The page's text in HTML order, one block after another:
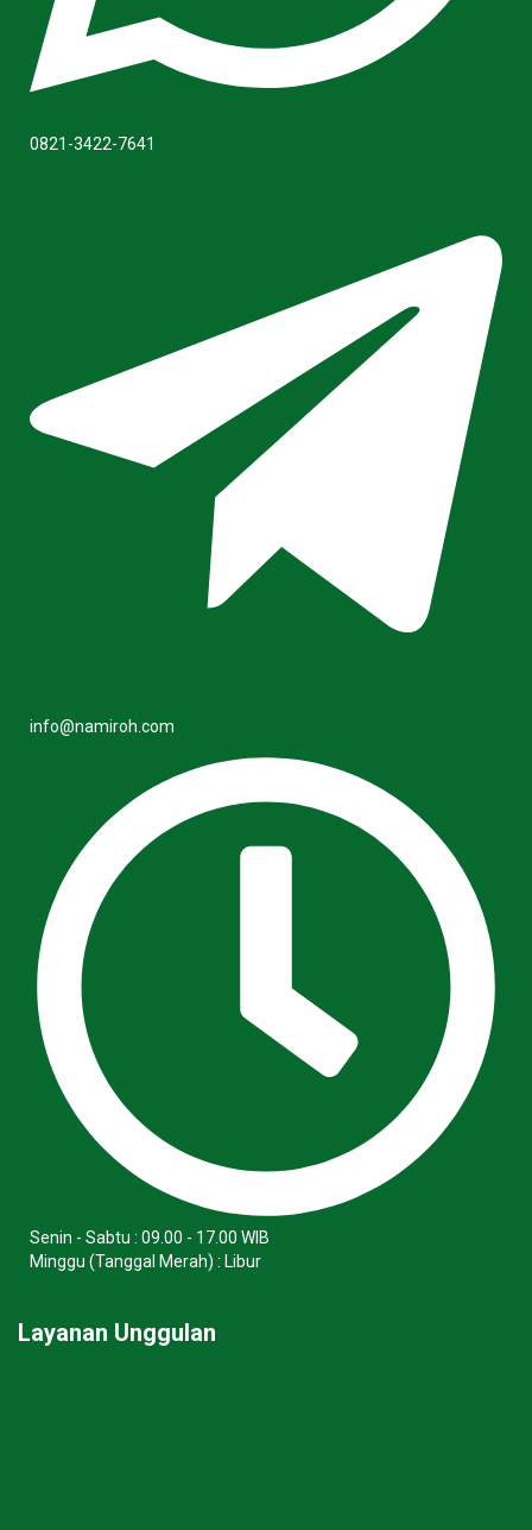
0821-3422-7641
info@namiroh.com
Senin - Sabtu : 09.00 - 17.00 WIB
Minggu (Tanggal Merah) : Libur
Layanan Unggulan